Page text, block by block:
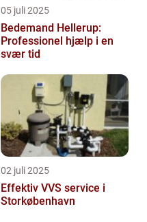
05 juli 2025
Bedemand Hellerup:
Professionel hjælp i en
svær tid
02 juli 2025
Effektiv VVS service i
Storkøbenhavn